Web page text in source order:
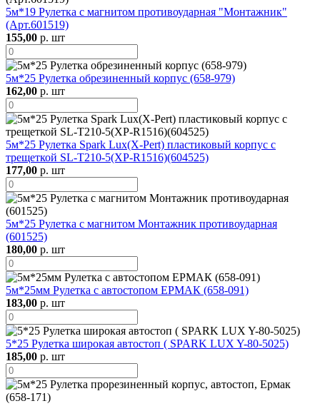
5м*19 Рулетка с магнитом противоударная "Монтажник"
(Арт.601519)
155,00 р. шт
5м*25 Рулетка обрезиненный корпус (658-979)
162,00 р. шт
5м*25 Рулетка Spark Lux(X-Pert) пластиковый корпус с
трещеткой SL-T210-5(XP-R1516)(604525)
177,00 р. шт
5м*25 Рулетка с магнитом Монтажник противоударная
(601525)
180,00 р. шт
5м*25мм Рулетка с автостопом ЕРМАК (658-091)
183,00 р. шт
5*25 Рулетка широкая автостоп ( SPARK LUX Y-80-5025)
185,00 р. шт